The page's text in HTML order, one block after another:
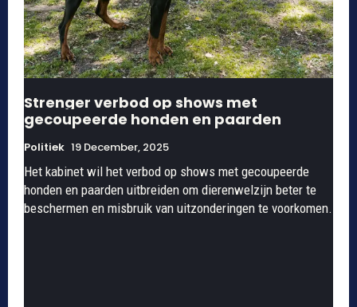
Strenger verbod op shows met
gecoupeerde honden en paarden
Politiek 19 December, 2025
Het kabinet wil het verbod op shows met gecoupeerde
honden en paarden uitbreiden om dierenwelzijn beter te
beschermen en misbruik van uitzonderingen te voorkomen.